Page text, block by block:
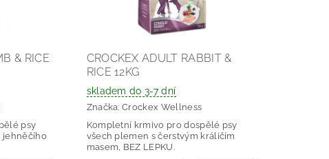
& RICE
psy
jehněčího
CROCKEX ADULT RABBIT &
RICE 12KG
skladem do 3-7 dní
Značka:Crockex Wellness
Kompletní krmivo pro dospělé psy
všech plemen s čerstvým králičím
masem, BEZ LEPKU.